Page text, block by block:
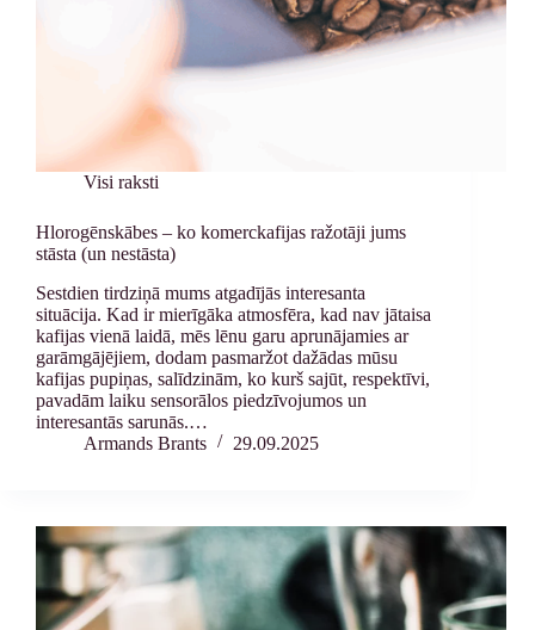
Visi raksti
Hlorogēnskābes – ko komerckafijas ražotāji jums
stāsta (un nestāsta)
Sestdien tirdziņā mums atgadījās interesanta
situācija. Kad ir mierīgāka atmosfēra, kad nav jātaisa
kafijas vienā laidā, mēs lēnu garu aprunājamies ar
garāmgājējiem, dodam pasmaržot dažādas mūsu
kafijas pupiņas, salīdzinām, ko kurš sajūt, respektīvi,
pavadām laiku sensorālos piedzīvojumos un
interesantās sarunās.…
Armands Brants
29.09.2025